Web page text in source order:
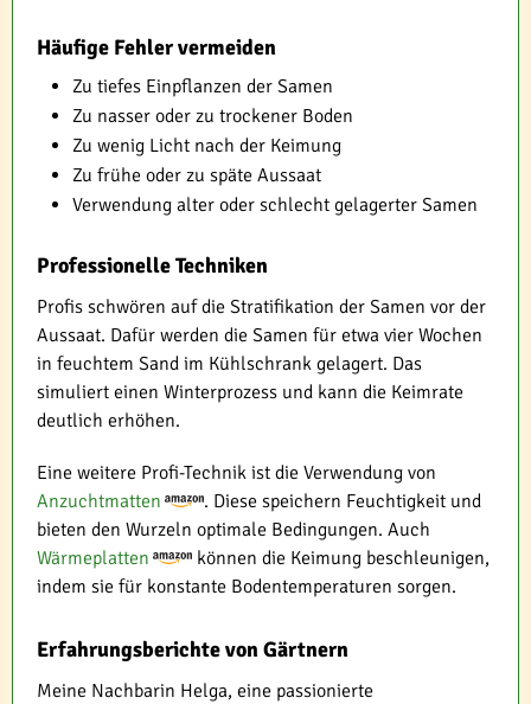
Häufige Fehler vermeiden
Zu tiefes Einpflanzen der Samen
Zu nasser oder zu trockener Boden
Zu wenig Licht nach der Keimung
Zu frühe oder zu späte Aussaat
Verwendung alter oder schlecht gelagerter Samen
Professionelle Techniken
Profis schwören auf die Stratifikation der Samen vor der
Aussaat. Dafür werden die Samen für etwa vier Wochen
in feuchtem Sand im Kühlschrank gelagert. Das
simuliert einen Winterprozess und kann die Keimrate
deutlich erhöhen.
Eine weitere Profi-Technik ist die Verwendung von
Anzuchtmatten
. Diese speichern Feuchtigkeit und
bieten den Wurzeln optimale Bedingungen. Auch
Wärmeplatten
können die Keimung beschleunigen,
indem sie für konstante Bodentemperaturen sorgen.
Erfahrungsberichte von Gärtnern
Meine Nachbarin Helga, eine passionierte